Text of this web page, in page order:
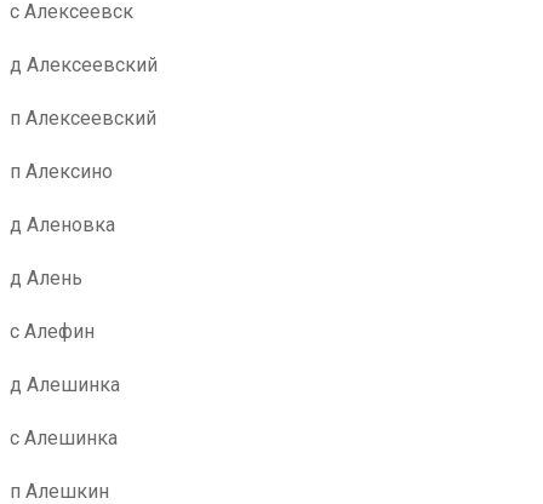
с Алексеевск
д Алексеевский
п Алексеевский
п Алексино
д Аленовка
д Алень
с Алефин
д Алешинка
с Алешинка
п Алешкин